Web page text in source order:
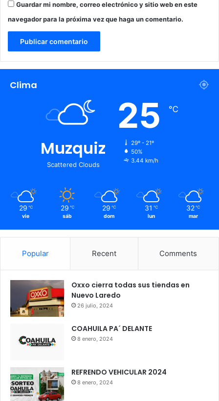
Guardar mi nombre, correo electrónico y sitio web en este
navegador para la próxima vez que haga un comentario.
Clima
Muzquiz
Scattered Clouds
25 ℃
29º - 21º
50%
3.44 km/h
29 ℃
vie
29 ℃
sáb
29 ℃
dom
31 ℃
lun
32 ℃
mar
Popular Recent Comments
Oxxo cierra todas sus tiendas en
Nuevo Laredo
26 julio, 2024
COAHUILA PA´ DELANTE
8 enero, 2024
REFRENDO VEHICULAR 2024
8 enero, 2024